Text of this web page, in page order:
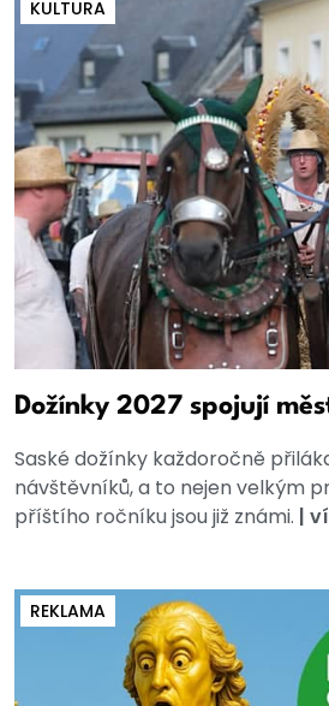
KULTURA
Dožínky 2027 spojují
Saské dožínky každoročně
návštěvníků, a to nejen velkým
příštího ročníku jsou již známi. |
REKLAMA